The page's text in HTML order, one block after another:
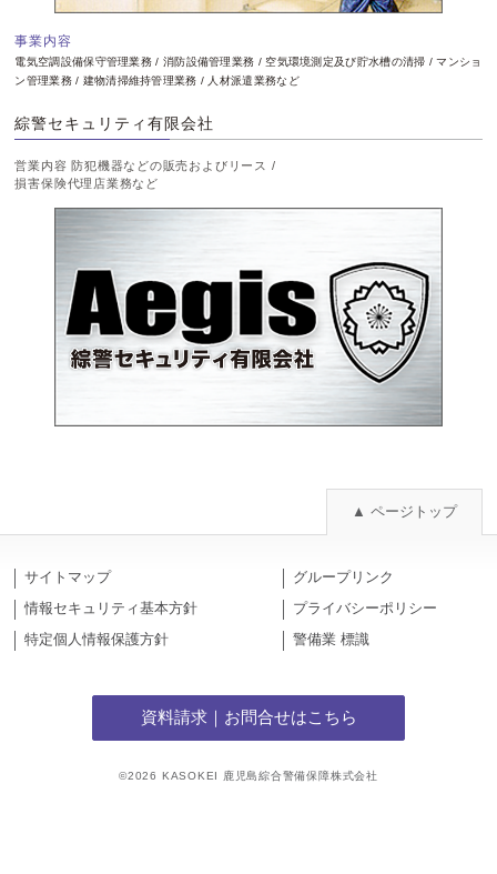
事業内容
電気空調設備保守管理業務 / 消防設備管理業務 / 空気環境測定及び貯水槽の清掃 / マンショ
ン管理業務 / 建物清掃維持管理業務 / 人材派遣業務など
綜警セキュリティ有限会社
営業内容 防犯機器などの販売およびリース /
損害保険代理店業務など
▲ ページトップ
サイトマップ
グループリンク
情報セキュリティ基本方針
プライバシーポリシー
特定個人情報保護方針
警備業 標識
資料請求｜お問合せはこちら
©2026 KASOKEI 鹿児島綜合警備保障株式会社